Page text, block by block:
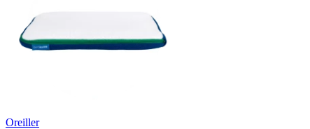
Oreiller